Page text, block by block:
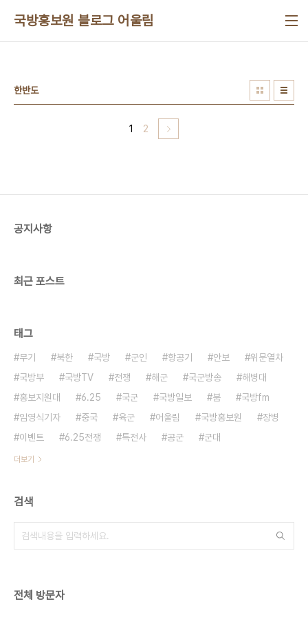
국방홍보원 블로그 어울림
한반도
1 2
공지사항
최근 포스트
태그
무기 북한 국방 군인 항공기 안보
위문열차
국방부
국방TV 전쟁 해군 국군방송
해병대
홍보지원대
6.25 국군 국방일보 붐
국방fm
임영식기자
중국 육군 어울림 국방홍보원
장병
이벤트
6.25전쟁 특전사 공군 군대
더보기
검색
전체 방문자